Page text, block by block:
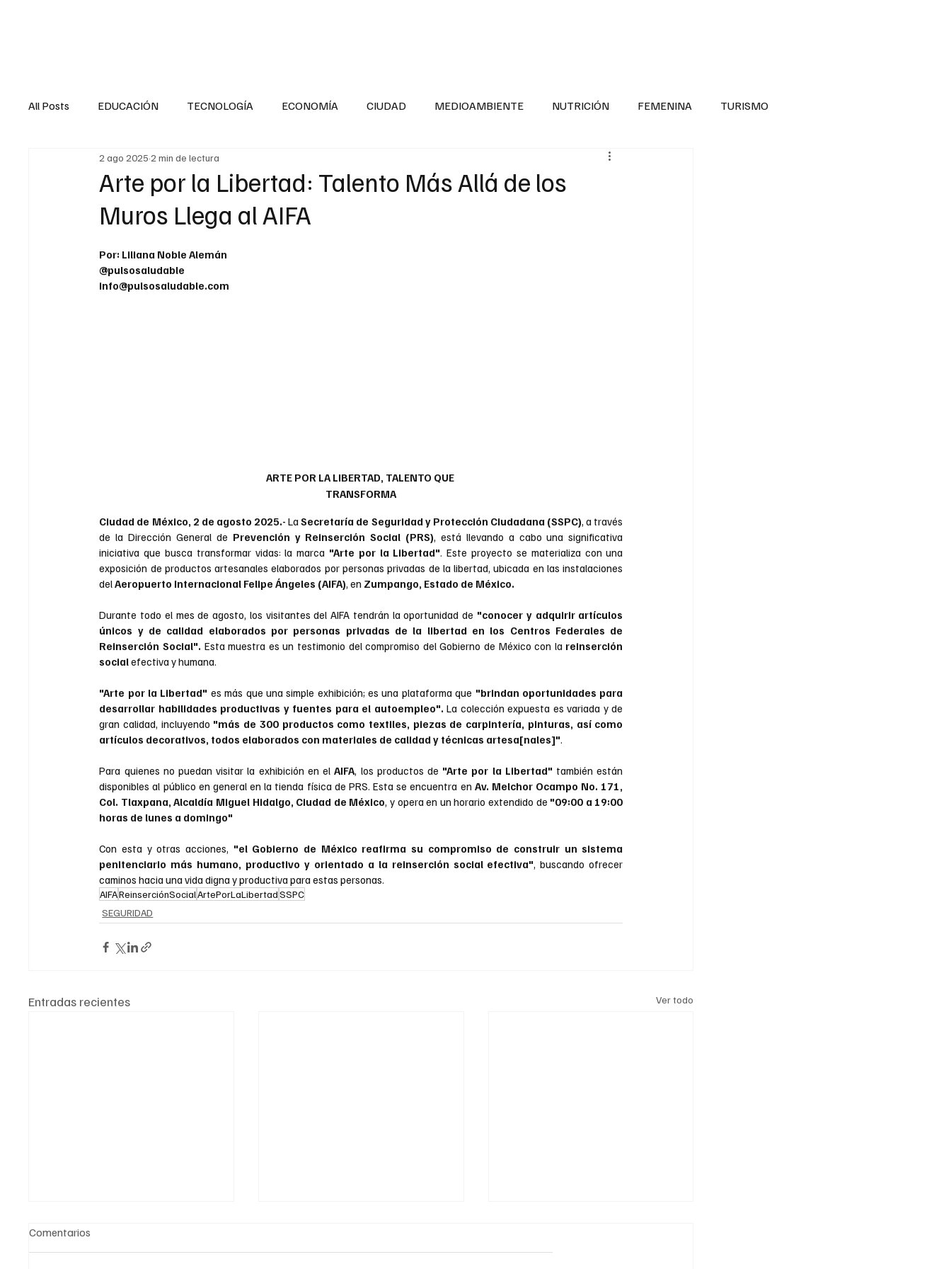
All Posts EDUCACIÓN TECNOLOGÍA ECONOMÍA CIUDAD MEDIOAMBIENTE NUTRICIÓN FEMENINA TURISMO
SALUD EN EL SECTOR PÚBLICO SALUD INFANTIL
LA ENTREVISTA ANIMAL FITNESS
INTERNACIONAL GENERAL
Arte por la Libertad: Talento Más Allá de los
Muros Llega al AIFA
2 ago 2025 2 min de lectura
Por: Liliana Noble Alemán
@pulsosaludable
info@pulsosaludable.com
ARTE POR LA LIBERTAD, TALENTO QUE
TRANSFORMA
Ciudad de México, 2 de agosto 2025.- La Secretaría de Seguridad y Protección Ciudadana (SSPC), a través
de la Dirección General de Prevención y Reinserción Social (PRS), está llevando a cabo una significativa
iniciativa que busca transformar vidas: la marca "Arte por la Libertad". Este proyecto se materializa con una
exposición de productos artesanales elaborados por personas privadas de la libertad, ubicada en las instalaciones
del Aeropuerto Internacional Felipe Ángeles (AIFA), en Zumpango, Estado de México.
Durante todo el mes de agosto, los visitantes del AIFA tendrán la oportunidad de "conocer y adquirir artículos
únicos y de calidad elaborados por personas privadas de la libertad en los Centros Federales de
Reinserción Social". Esta muestra es un testimonio del compromiso del Gobierno de México con la reinserción
social efectiva y humana.
"Arte por la Libertad" es más que una simple exhibición; es una plataforma que "brindan oportunidades para
desarrollar habilidades productivas y fuentes para el autoempleo". La colección expuesta es variada y de
gran calidad, incluyendo "más de 300 productos como textiles, piezas de carpintería, pinturas, así como
artículos decorativos, todos elaborados con materiales de calidad y técnicas artesa[nales]".
Para quienes no puedan visitar la exhibición en el AIFA, los productos de "Arte por la Libertad" también están
disponibles al público en general en la tienda física de PRS. Esta se encuentra en Av. Melchor Ocampo No. 171,
Col. Tlaxpana, Alcaldía Miguel Hidalgo, Ciudad de México, y opera en un horario extendido de "09:00 a 19:00
horas de lunes a domingo"
Con esta y otras acciones, "el Gobierno de México reafirma su compromiso de construir un sistema
penitenciario más humano, productivo y orientado a la reinserción social efectiva", buscando ofrecer
caminos hacia una vida digna y productiva para estas personas.
AIFAReinserciónSocialArtePorLaLibertadSSPC
SEGURIDAD
Entradas recientes Ver todo
Comentarios